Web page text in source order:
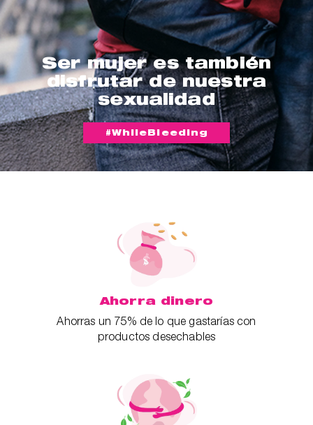
Ser mujer es también
disfrutar de nuestra
sexualidad
#WhileBleeding
Ahorra dinero
Ahorras un 75% de lo que gastarías con
productos desechables